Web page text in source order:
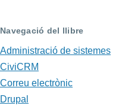
Drupal
6
Navegació del llibre
Administració de sistemes
CiviCRM
Correu electrònic
Drupal